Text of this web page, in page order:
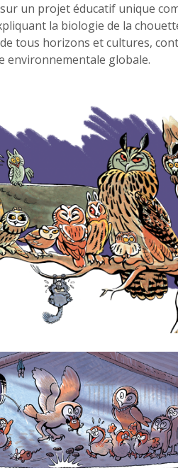
un projet éducatif unique
la biologie de la
tous horizons et cultures,
environnementale globale.